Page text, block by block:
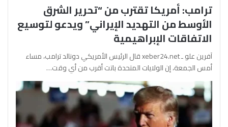
ترامب: أمريكا تقترب من “تحرير الشرق
الأوسط من التهديد الإيراني” ويدعو لتوسيع
الاتفاقات الإبراهيمية
آفرين علو ـ xeber24.net قال الرئيس الأمريكي دونالد ترامب، مساء
أمس الجمعة، إن الولايات المتحدة باتت أقرب من أي وقت…